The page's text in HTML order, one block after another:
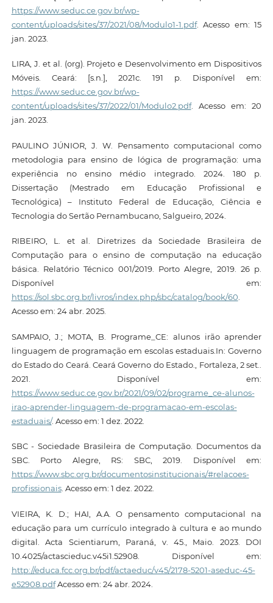
https://www.seduc.ce.gov.br/wp-
content/uploads/sites/37/2021/08/Modulo1-1.pdf. Acesso em: 15
jan. 2023.
LIRA, J. et al. (org). Projeto e Desenvolvimento em Dispositivos
Móveis. Ceará: [s.n.], 2021c. 191 p. Disponível em:
https://www.seduc.ce.gov.br/wp-
content/uploads/sites/37/2022/01/Modulo2.pdf. Acesso em: 20
jan. 2023.
PAULINO JÚNIOR, J. W. Pensamento computacional como
metodologia para ensino de lógica de programação: uma
experiência no ensino médio integrado. 2024. 180 p.
Dissertação (Mestrado em Educação Profissional e
Tecnológica) – Instituto Federal de Educação, Ciência e
Tecnologia do Sertão Pernambucano, Salgueiro, 2024.
RIBEIRO, L. et al. Diretrizes da Sociedade Brasileira de
Computação para o ensino de computação na educação
básica. Relatório Técnico 001/2019. Porto Alegre, 2019. 26 p.
Disponível em:
https://sol.sbc.org.br/livros/index.php/sbc/catalog/book/60.
Acesso em: 24 abr. 2025.
SAMPAIO, J.; MOTA, B. Programe_CE: alunos irão aprender
linguagem de programação em escolas estaduais.In: Governo
do Estado do Ceará. Ceará Governo do Estado., Fortaleza, 2 set..
2021. Disponível em:
https://www.seduc.ce.gov.br/2021/09/02/programe_ce-alunos-
irao-aprender-linguagem-de-programacao-em-escolas-
estaduais/. Acesso em: 1 dez. 2022.
SBC - Sociedade Brasileira de Computação. Documentos da
SBC. Porto Alegre, RS: SBC, 2019. Disponível em:
https://www.sbc.org.br/documentosinstitucionais/#relacoes-
profissionais. Acesso em: 1 dez. 2022.
VIEIRA, K. D.; HAI, A.A. O pensamento computacional na
educação para um currículo integrado à cultura e ao mundo
digital. Acta Scientiarum, Paraná, v. 45., Maio. 2023. DOI
10.4025/actascieduc.v45i1.52908. Disponível em:
http://educa.fcc.org.br/pdf/actaeduc/v45/2178-5201-aseduc-45-
e52908.pdfAcesso em: 24 abr. 2024.